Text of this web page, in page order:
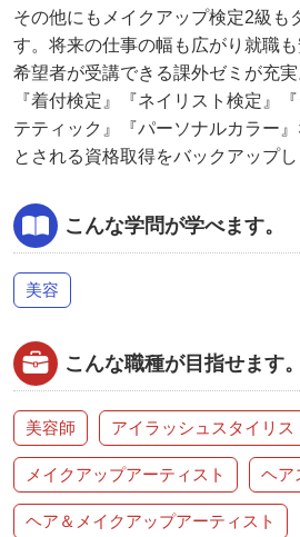
その他にもメイクアップ検定2級も
す。将来の仕事の幅も広がり就職
希望者が受講できる課外ゼミが充実
『着付検定』『ネイリスト検定』
テティック』『パーソナルカラー
とされる資格取得をバックアップし
こんな学問が学べます。
美容
こんな職種が目指せます。
美容師 アイラッシュスタイリス
メイクアップアーティスト ヘア
ヘア＆メイクアップアーティスト